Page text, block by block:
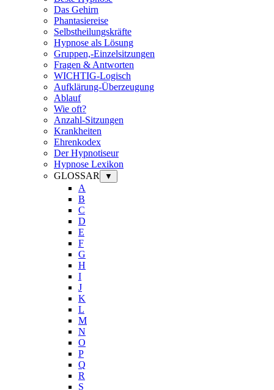
Das Gehirn
Phantasiereise
Selbstheilungskräfte
Hypnose als Lösung
Gruppen,-Einzelsitzungen
Fragen & Antworten
WICHTIG-Logisch
Aufklärung-Überzeugung
Ablauf
Wie oft?
Anzahl-Sitzungen
Krankheiten
Ehrenkodex
Der Hypnotiseur
Hypnose Lexikon
GLOSSAR
▼
A
B
C
D
E
F
G
H
I
J
K
L
M
N
O
P
Q
R
S